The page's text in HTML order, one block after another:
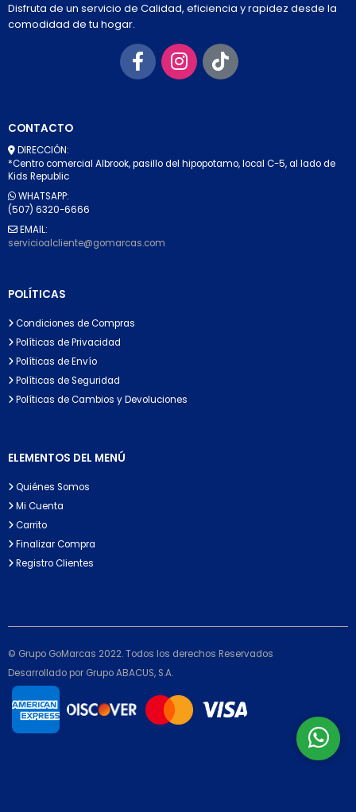
Disfruta de un servicio de Calidad, eficiencia y rapidez desde la
comodidad de tu hogar.
CONTACTO
DIRECCIÓN:
*Centro comercial Albrook, pasillo del hipopotamo, local C-5, al lado de
Kids Republic
WHATSAPP:
(507) 6320-6666
EMAIL:
servicioalcliente@gomarcas.com
POLÍTICAS
Condiciones de Compras
Políticas de Privacidad
Políticas de Envío
Políticas de Seguridad
Políticas de Cambios y Devoluciones
ELEMENTOS DEL MENÚ
Quiénes Somos
Mi Cuenta
Carrito
Finalizar Compra
Registro Clientes
© Grupo GoMarcas 2022. Todos los derechos Reservados
Desarrollado por Grupo ABACUS, S.A.